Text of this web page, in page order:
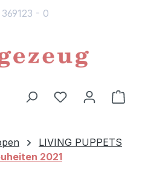
- 0
Du hast 0
LIVING PUPPETS
2021